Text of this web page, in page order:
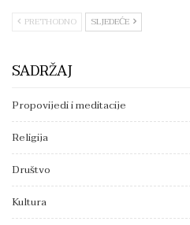
PRETHODNO SLJEDEĆE
SADRŽAJ
Propovijedi i meditacije
Religija
Društvo
Kultura